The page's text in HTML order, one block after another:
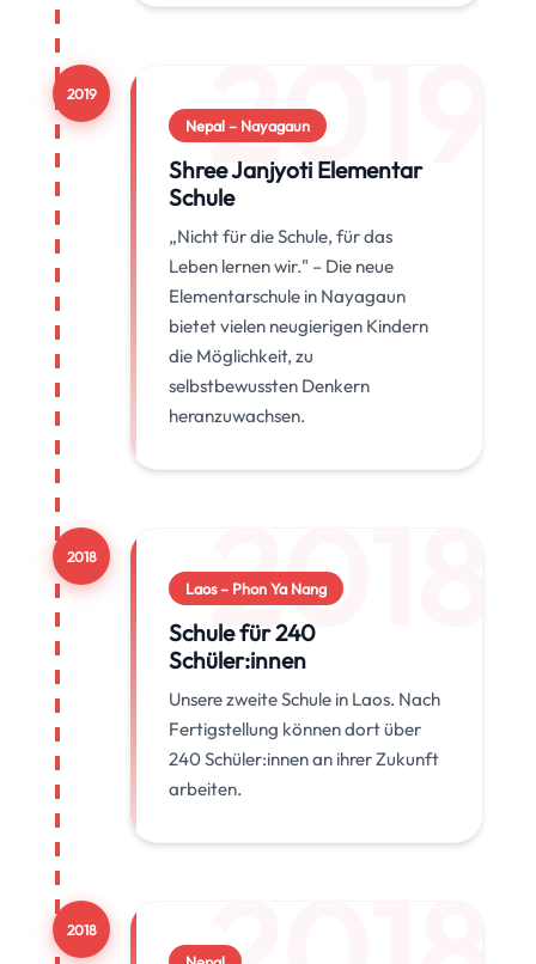
2019 2019
Nepal – Nayagaun
Shree Janjyoti Elementar
Schule
„Nicht für die Schule, für das
Leben lernen wir." – Die neue
Elementarschule in Nayagaun
bietet vielen neugierigen Kindern
die Möglichkeit, zu
selbstbewussten Denkern
heranzuwachsen.
2018 2018
Laos – Phon Ya Nang
Schule für 240
Schüler:innen
Unsere zweite Schule in Laos. Nach
Fertigstellung können dort über
240 Schüler:innen an ihrer Zukunft
arbeiten.
2018